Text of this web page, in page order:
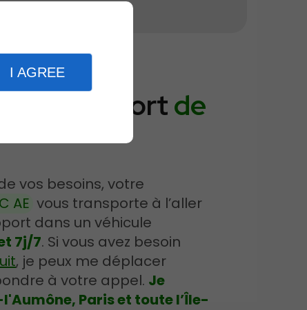
I AGREE
aéroportde
vos besoins, votre
AE vous transporte à l’aller
dans un véhicule
7j/7. Si vous avez besoin
, je peux me déplacer
à votre appel. Je
Paris et toute l’Île-